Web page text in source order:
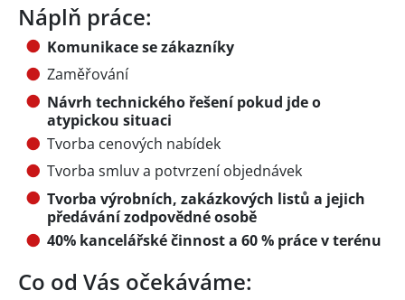
Náplň práce:
Komunikace se zákazníky
Zaměřování
Návrh technického řešení pokud jde o
atypickou situaci
Tvorba cenových nabídek
Tvorba smluv a potvrzení objednávek
Tvorba výrobních, zakázkových listů a jejich
předávání zodpovědné osobě
40% kancelářské činnost a 60 % práce v terénu
Co od Vás očekáváme: